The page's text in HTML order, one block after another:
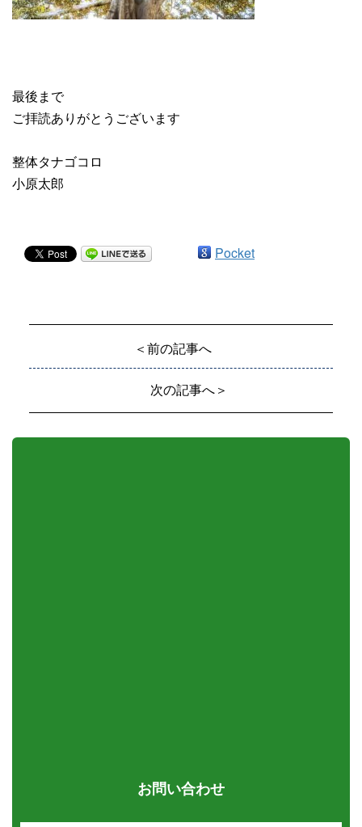
最後まで
ご拝読ありがとうございます
整体タナゴコロ
小原太郎
Pocket
＜前の記事へ
次の記事へ＞
お問い合わせ